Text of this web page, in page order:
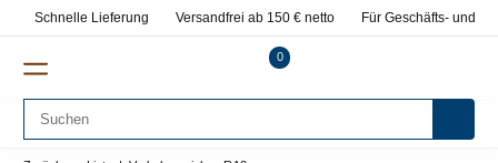
Schnelle Lieferung Versandfrei ab 150 € netto Für Geschäfts- und
0